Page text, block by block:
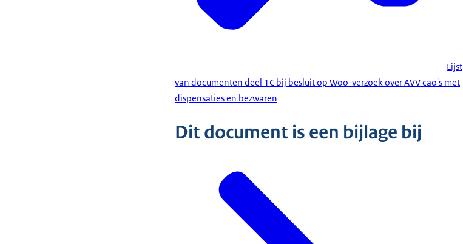
Lijst
van documenten deel 1C bij besluit op Woo-verzoek over AVV cao's met
dispensaties en bezwaren
Dit document is een bijlage bij